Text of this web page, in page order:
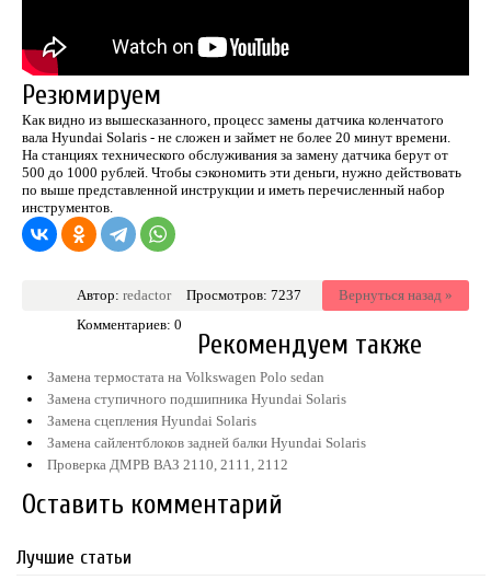
Резюмируем
Как видно из вышесказанного, процесс замены датчика коленчатого
вала Hyundai Solaris - не сложен и займет не более 20 минут времени.
На станциях технического обслуживания за замену датчика берут от
500 до 1000 рублей. Чтобы сэкономить эти деньги, нужно действовать
по выше представленной инструкции и иметь перечисленный набор
инструментов.
Вернуться назад »
Автор: redactor
Просмотров: 7237
Комментариев: 0
Рекомендуем также
Замена термостата на Volkswagen Polo sedan
Замена ступичного подшипника Hyundai Solaris
Замена сцепления Hyundai Solaris
Замена сайлентблоков задней балки Hyundai Solaris
Проверка ДМРВ ВАЗ 2110, 2111, 2112
Оставить комментарий
Лучшие статьи